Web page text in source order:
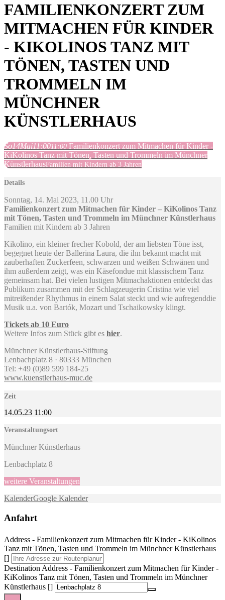
FAMILIENKONZERT ZUM
MITMACHEN FÜR KINDER
- KIKOLINOS TANZ MIT
TÖNEN, TASTEN UND
TROMMELN IM
MÜNCHNER
KÜNSTLERHAUS
So14Mai11:0011:00 Familienkonzert zum Mitmachen für Kinder -
KiKolinos Tanz mit Tönen, Tasten und Trommeln im Münchner
KünstlerhausFamilien mit Kindern ab 3 Jahren
Details
Sonntag, 14. Mai 2023, 11.00 Uhr
Familienkonzert zum Mitmachen für Kinder – KiKolinos Tanz
mit Tönen, Tasten und Trommeln im Münchner Künstlerhaus
Familien mit Kindern ab 3 Jahren
Kikolino, ein kleiner frecher Kobold, der am liebsten Töne isst,
begegnet heute der Ballerina Laura, die ihn bekannt macht mit
zauberhaften Zuckerfeen, schwarzen und weißen Schwänen und
ihm außerdem zeigt, was ein Käsefondue mit klassischem Tanz
gemeinsam hat. Bei vielen lustigen Mitmachaktionen entdeckt das
Publikum zusammen mit der Schlagzeugerin Cristina wie viel
mitreißender Rhythmus in einem Salat steckt und wie aufregenddie
Musik u.a. von Bartók, Mozart und Tschaikowsky klingt.
Tickets ab 10 Euro
Weitere Infos zum Stück gibt es hier.
Münchner Künstlerhaus-Stiftung
Lenbachplatz 8 · 80333 München
Tel: +49 (0)89 599 184-25
www.kuenstlerhaus-muc.de
Zeit
14.05.23 11:00
Veranstaltungsort
Münchner Künstlerhaus
Lenbachplatz 8
weitere Veranstaltungen
KalenderGoogle Kalender
Anfahrt
Address - Familienkonzert zum Mitmachen für Kinder - KiKolinos
Tanz mit Tönen, Tasten und Trommeln im Münchner Künstlerhaus
[]
Destination Address - Familienkonzert zum Mitmachen für Kinder -
KiKolinos Tanz mit Tönen, Tasten und Trommeln im Münchner
Künstlerhaus []